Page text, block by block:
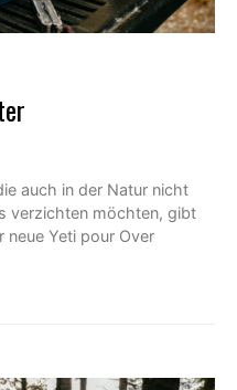
auch in der Natur nicht
verzichten möchten, gibt
Yeti pour Over